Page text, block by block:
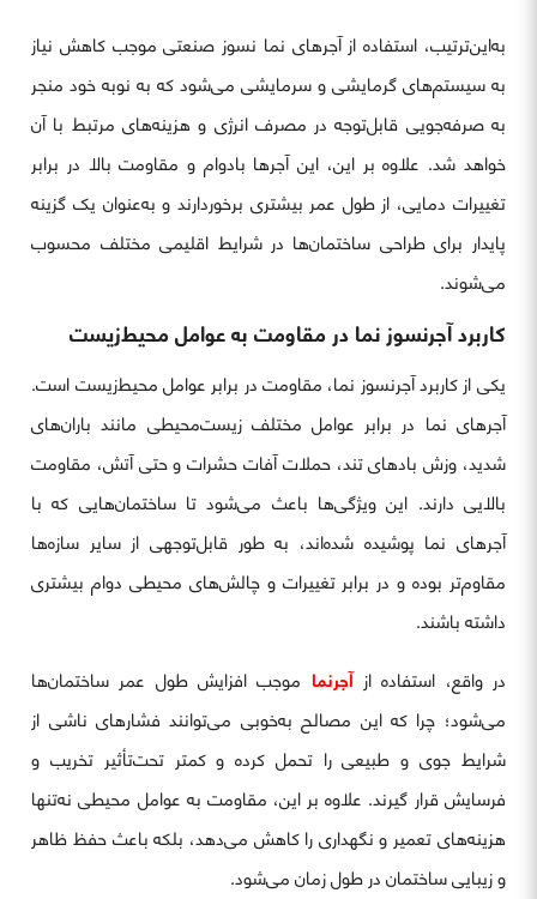
به‌این‌ترتیب، استفاده از آجرهای نما نسوز صنعتی موجب کاهش نیاز
به سیستم‌های گرمایشی و سرمایشی می‌شود که به نوبه خود منجر
به صرفه‌جویی قابل‌توجه در مصرف انرژی و هزینه‌های مرتبط با آن
خواهد شد. علاوه بر این، این آجرها بادوام و مقاومت بالا در برابر
تغییرات دمایی، از طول عمر بیشتری برخوردارند و به‌عنوان یک گزینه
پایدار برای طراحی ساختمان‌ها در شرایط اقلیمی مختلف محسوب
می‌شوند.
کاربرد آجرنسوز نما در مقاومت به عوامل محیط‌زیست
یکی از کاربرد آجرنسوز نما، مقاومت در برابر عوامل محیط‌زیست است.
آجرهای نما در برابر عوامل مختلف زیست‌محیطی مانند باران‌های
شدید، وزش بادهای تند، حملات آفات حشرات و حتی آتش، مقاومت
بالایی دارند. این ویژگی‌ها باعث می‌شود تا ساختمان‌هایی که با
آجرهای نما پوشیده شده‌اند، به طور قابل‌توجهی از سایر سازه‌ها
مقاوم‌تر بوده و در برابر تغییرات و چالش‌های محیطی دوام بیشتری
داشته باشند.
در واقع، استفاده ازآجرنما موجب افزایش طول عمر ساختمان‌ها
می‌شود؛ چرا که این مصالح به‌خوبی می‌توانند فشارهای ناشی از
شرایط جوی و طبیعی را تحمل کرده و کمتر تحت‌تأثیر تخریب و
فرسایش قرار گیرند. علاوه بر این، مقاومت به عوامل محیطی نه‌تنها
هزینه‌های تعمیر و نگهداری را کاهش می‌دهد، بلکه باعث حفظ ظاهر
و زیبایی ساختمان در طول زمان می‌شود.